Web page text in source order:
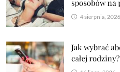
sposobów na
4 sierpnia, 2026
Jak wybrać
całej rodziny?